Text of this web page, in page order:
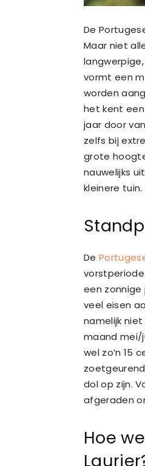
De
Maar niet
vormt een
worden
het kent
jaar door
zelfs bij
grote
nauwelijks
kleinere tuin.
De
een
veel eisen
namelijk
maand mei/
wel zo’n 15
dol op zijn.
afgeraden
Hoe